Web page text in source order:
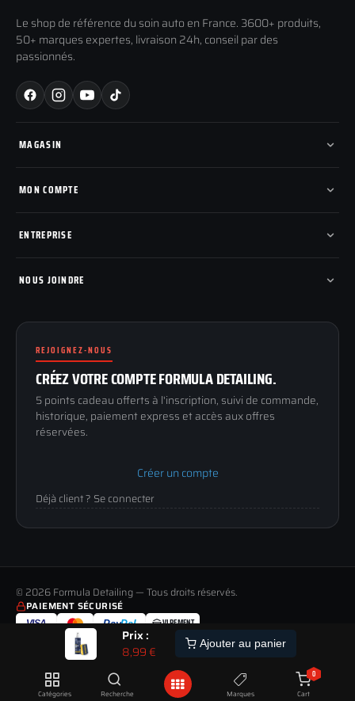
Prix :
8,99€ Ajouter au panier
Catégories Recherche Marques
0
Cart
TOUS LES MODES DE LIVRAISON
POUR CETTE COMMANDE :
Livré à partir du 10 Aout
MOYENS DE PAIEMENT ACCEPTÉS
PAIEMENT 100% SÉCURISÉ
Transactions chiffrées via Revolut et PayPal, 3D Secure
JUSQU'À 60 JOURS POUR CHANGER D'AVIS
SATISFAIT OU REMBOURSÉ
14 JOURS
PREVENU
Le shop de référence du soin auto en France. 3600+ produits,
50+ marques expertes, livraison 24h, conseil par des
passionnés.
MAGASIN
Nos marques
Pads de polissage
Pièces détachées
MON COMPTE
Mes tickets SAV
Mon parrainage
Programme fidelite
ENTREPRISE
Compte pro
Politique de retour
Conditions générales
Mentions légales
Confidentialité
NOUS JOINDRE
89100 SENS
03 73 61 02 02
Lun-Ven
9h-12h / 14h-17h
REJOIGNEZ-NOUS
CRÉEZ VOTRE COMPTE FORMULA DETAILING.
5 points cadeau offerts à l'inscription, suivi de commande,
historique, paiement express et accès aux offres
réservées.
Créer un compte
Déjà client ? Se connecter
PAIEMENT SÉCURISÉ
VISA PayPal VIREMENT
© 2026 Formula Detailing — Tous droits réservés.